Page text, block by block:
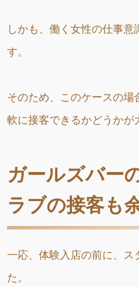
しかも、働く女性の仕事
す。
そのため、このケースの場
軟に接客できるかどうかが
ガールズバー
ラブの接客も
一応、体験入店の前に、ス
た。